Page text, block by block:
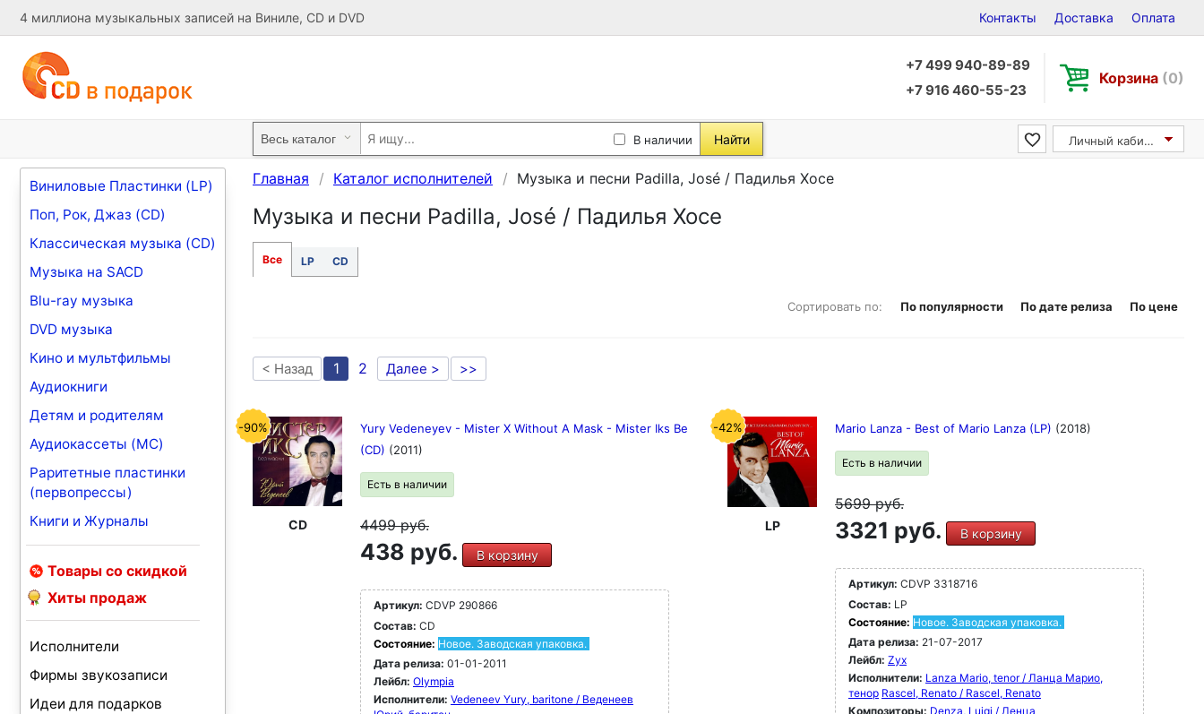
4 миллиона музыкальных записей на Виниле, CD и DVD Контакты Доставка Оплата
+7 499 940-89-89
+7 916 460-55-23
Корзина (0)
В наличии Найти Личный кабинет
Виниловые Пластинки (LP)
Поп, Рок, Джаз (CD)
Классическая музыка (CD)
Музыка на SACD
Blu-ray музыка
DVD музыка
Кино и мультфильмы
Аудиокниги
Детям и родителям
Аудиокассеты (MC)
Раритетные пластинки
(первопрессы)
Книги и Журналы
Товары со скидкой
Хиты продаж
Исполнители
Фирмы звукозаписи
Идеи для подарков
Главная Каталог исполнителей Музыка и песни Padilla, José / Падилья Хосе
Музыка и песни Padilla, José / Падилья Хосе
Все LP CD
Сортировать по: По популярности По дате релиза По цене
< Назад 1 2 Далее > >>
-90%
CD
Yury Vedeneyev - Mister X Without A Mask - Mister Iks Be
(CD) (2011)
Есть в наличии
4499руб.
438 руб. В корзину
Артикул: CDVP 290866
Состав: CD
Состояние: Новое. Заводская упаковка.
Дата релиза: 01-01-2011
Лейбл: Olympia
Исполнители: Vedeneev Yury, baritone / Веденеев
-42%
LP
Mario Lanza - Best of Mario Lanza (LP) (2018)
Есть в наличии
5699руб.
3321 руб. В корзину
Артикул: CDVP 3318716
Состав: LP
Состояние: Новое. Заводская упаковка.
Дата релиза: 21-07-2017
Лейбл: Zyx
Исполнители: Lanza Mario, tenor / Ланца Марио,
тенор Rascel, Renato / Rascel, Renato
Композиторы: Denza, Luigi / Денца